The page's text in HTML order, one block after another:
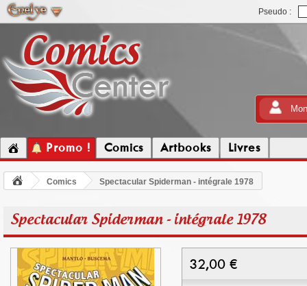
Pseudo :
Promo ! Comics Artbooks Livres
Comics Spectacular Spiderman - intégrale 1978
Spectacular Spiderman - intégrale 1978
32,00 €